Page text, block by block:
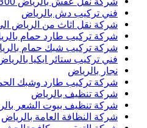
فني تركيب دش بالرياض
شركة نقل اثاث من الرياض
شركة تركيب طارد حمام
شركة تركيب شبك حمام
فني تركيب ستائر ايكيا
نجار بالرياض
شركة تركيب طارد وشبك
شركة تنظيف بالرياض
شركة تنظيف بيوت الشعر
شركة النظافة العامة بالرياض